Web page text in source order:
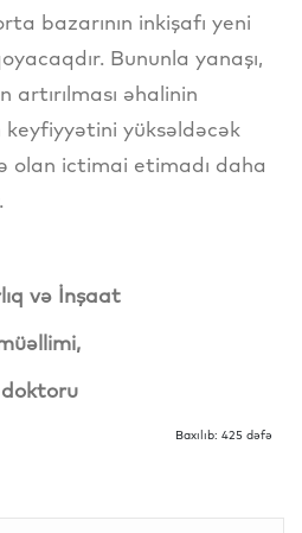
bazarının inkişafı yeni
Bununla yanaşı,
artırılması əhalinin
keyfiyyətini yüksəldəcək
olan ictimai etimadı daha
və İnşaat
Baxılıb: 425 dəfə